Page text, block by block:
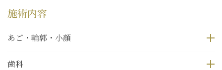
施術内容
あご・輪郭・小顔
歯科